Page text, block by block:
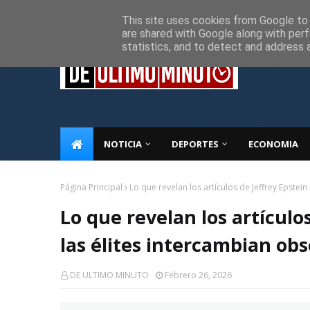
NOTICIA DEPORTES ECONOMIA
Página Principal Lo que revelan los artículos de Jeffrey
Lo que revelan los
las élites intercambian
DE ULTIMO MINUTO Febrero 26, 2026
This site uses cookies from Google
are shared with Google along with
statistics, and to detect and address